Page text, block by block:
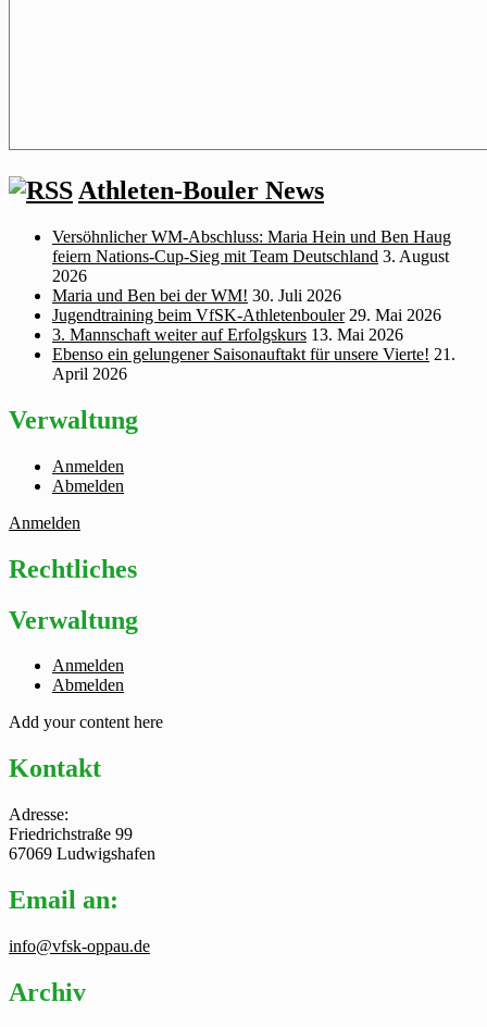
Athleten-Bouler News
Versöhnlicher WM‑Abschluss: Maria Hein und Ben Haug
feiern Nations‑Cup‑Sieg mit Team Deutschland 3. August
2026
Maria und Ben bei der WM! 30. Juli 2026
Jugendtraining beim VfSK-Athletenbouler 29. Mai 2026
3. Mannschaft weiter auf Erfolgskurs 13. Mai 2026
Ebenso ein gelungener Saisonauftakt für unsere Vierte! 21.
April 2026
Verwaltung
Anmelden
Abmelden
Anmelden
Rechtliches
Verwaltung
Anmelden
Abmelden
Add your content here
Kontakt
Adresse:
Friedrichstraße 99
67069 Ludwigshafen
Email an:
info@vfsk-oppau.de
Archiv